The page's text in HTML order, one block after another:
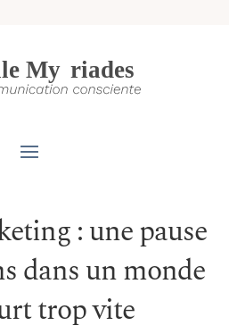
: une pause
dans un monde
trop vite